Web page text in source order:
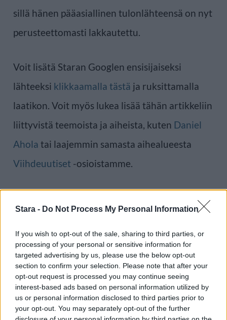
Stara - Do Not Process My Personal Information
If you wish to opt-out of the sale, sharing to third parties, or
processing of your personal or sensitive information for
targeted advertising by us, please use the below opt-out
section to confirm your selection. Please note that after your
opt-out request is processed you may continue seeing
interest-based ads based on personal information utilized by
us or personal information disclosed to third parties prior to
your opt-out. You may separately opt-out of the further
sillä hänen pääasiallinen tulonlähteensä on nyt
perusteettomasti lakkautettu.
Voit lisätä Staran Googlen ensisijaiseksi
lähteeksi klikkaamalla tästä ja ruksittamalla
laatikon. Voit myös lukea lisää tähän artikkeliin
liittyvistä teemoista ja aiheista, kuten Daniel
Ahola tai laajemmin samasta aihealueesta
Viihdeuutiset -osioistamme.